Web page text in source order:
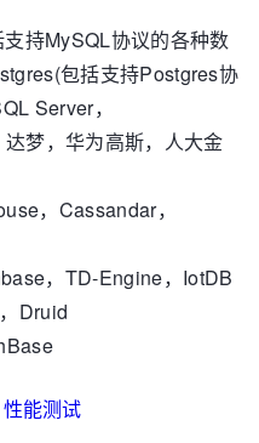
持MySQL协议的各种数
包括支持Postgres协
Server，
梦，华为高斯，人大金
，Cassandar，
，TD-Engine，IotDB
Druid
性能测试